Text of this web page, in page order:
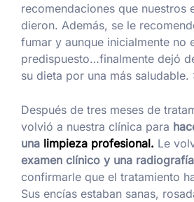
recomendaciones que nuestros
dieron. Además, se le
fumar y aunque inicialmente no
predispuesto…finalmente dejó
su dieta por una más saludable.
Después de tres meses de
volvió a nuestra clínica para
una limpieza profesional. Le
examen clínico y una radiografía
confirmarle que el tratamiento
Sus encías estaban sanas,